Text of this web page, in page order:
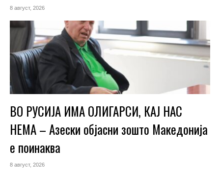
8 август, 2026
ВО РУСИЈА ИМА ОЛИГАРСИ, КАЈ НАС
НЕМА – Азески објасни зошто Македонија
е поинаква
8 август, 2026